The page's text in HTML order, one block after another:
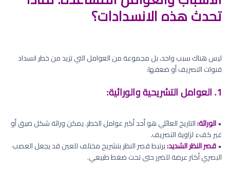
تحدث هذه الانسدادات؟
ليس هناك سبب واحد، بل مجموعة من العوامل التي تزيد من خطر انسداد
قنوات التصريف أو ضعفها:
1. العوامل التشريحية والوراثية:
•الوراثة:التاريخ العائلي هو أحد أكبر عوامل الخطر. يمكن وراثة شكل ضيق أو
غير كفء لزاوية التصريف.
•قصر النظر الشديد:يرتبط قصر النظر بتشريح مختلف للعين قد يجعل العصب
البصري أكثر عرضة للضرر حتى تحت ضغط طبيعي.